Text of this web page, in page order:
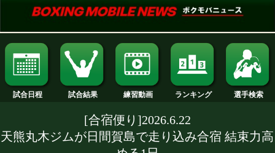
試合日程 試合結果 練習動画 ランキング